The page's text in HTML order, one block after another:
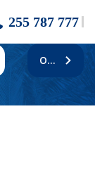
255 787 777
ODEBÍRAT